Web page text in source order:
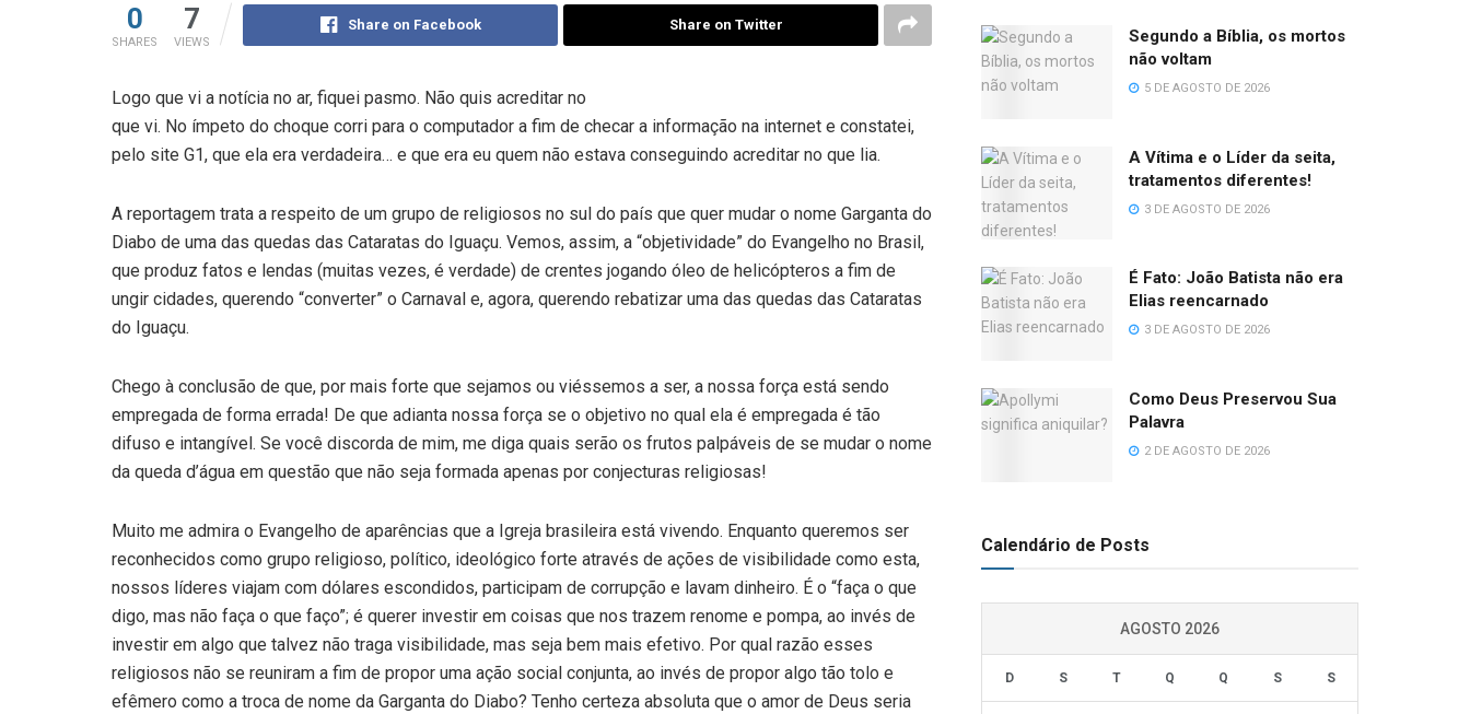
0
SHARES
7
VIEWS
Share on Facebook Share on Twitter
Logo que vi a notícia no ar, fiquei pasmo. Não quis acreditar no
que vi. No ímpeto do choque corri para o computador a fim de checar a informação na internet e constatei,
pelo site G1, que ela era verdadeira… e que era eu quem não estava conseguindo acreditar no que lia.
A reportagem trata a respeito de um grupo de religiosos no sul do país que quer mudar o nome Garganta do
Diabo de uma das quedas das Cataratas do Iguaçu. Vemos, assim, a “objetividade” do Evangelho no Brasil,
que produz fatos e lendas (muitas vezes, é verdade) de crentes jogando óleo de helicópteros a fim de
ungir cidades, querendo “converter” o Carnaval e, agora, querendo rebatizar uma das quedas das Cataratas
do Iguaçu.
Chego à conclusão de que, por mais forte que sejamos ou viéssemos a ser, a nossa força está sendo
empregada de forma errada! De que adianta nossa força se o objetivo no qual ela é empregada é tão
difuso e intangível. Se você discorda de mim, me diga quais serão os frutos palpáveis de se mudar o nome
da queda d’água em questão que não seja formada apenas por conjecturas religiosas!
Muito me admira o Evangelho de aparências que a Igreja brasileira está vivendo. Enquanto queremos ser
reconhecidos como grupo religioso, político, ideológico forte através de ações de visibilidade como esta,
nossos líderes viajam com dólares escondidos, participam de corrupção e lavam dinheiro. É o “faça o que
digo, mas não faça o que faço”; é querer investir em coisas que nos trazem renome e pompa, ao invés de
investir em algo que talvez não traga visibilidade, mas seja bem mais efetivo. Por qual razão esses
religiosos não se reuniram a fim de propor uma ação social conjunta, ao invés de propor algo tão tolo e
efêmero como a troca de nome da Garganta do Diabo? Tenho certeza absoluta que o amor de Deus seria
Segundo a Bíblia, os mortos
não voltam
5 DE AGOSTO DE 2026
A Vítima e o Líder da seita,
tratamentos diferentes!
3 DE AGOSTO DE 2026
É Fato: João Batista não era
Elias reencarnado
3 DE AGOSTO DE 2026
Como Deus Preservou Sua
Palavra
2 DE AGOSTO DE 2026
Calendário de Posts
AGOSTO 2026
D S T Q Q S S